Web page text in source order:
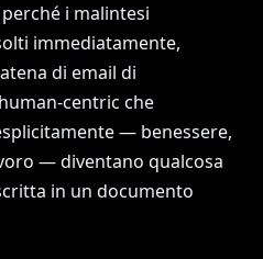
i malintesi
immediatamente,
di email di
centric che
— benessere,
— diventano qualcosa
in un documento